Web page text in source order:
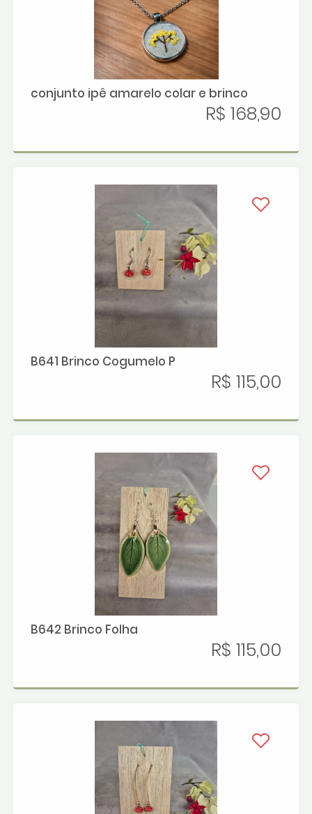
conjunto ipê amarelo colar e brinco
R$ 168,90
B641 Brinco Cogumelo P
R$ 115,00
B642 Brinco Folha
R$ 115,00